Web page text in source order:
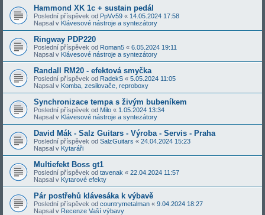
Hammond XK 1c + sustain pedál
Poslední příspěvek od PpVv59 « 14.05.2024 17:58
Napsal v Klávesové nástroje a syntezátory
Ringway PDP220
Poslední příspěvek od Roman5 « 6.05.2024 19:11
Napsal v Klávesové nástroje a syntezátory
Randall RM20 - efektová smyčka
Poslední příspěvek od RadekS « 5.05.2024 11:05
Napsal v Komba, zesilovače, reproboxy
Synchronizace tempa s živým bubeníkem
Poslední příspěvek od Milo « 1.05.2024 13:34
Napsal v Klávesové nástroje a syntezátory
David Mák - Salz Guitars - Výroba - Servis - Praha
Poslední příspěvek od SalzGuitars « 24.04.2024 15:23
Napsal v Kytaráři
Multiefekt Boss gt1
Poslední příspěvek od tavenak « 22.04.2024 11:57
Napsal v Kytarové efekty
Pár postřehů klávesáka k výbavě
Poslední příspěvek od countrymetalman « 9.04.2024 18:27
Napsal v Recenze Vaší výbavy